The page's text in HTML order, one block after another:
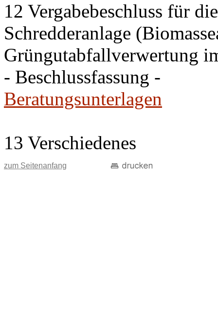
12 Vergabebeschluss für
Schredderanlage
Grüngutabfallverwertung
- Beschlussfassung -
Beratungsunterlagen
13 Verschiedenes
zum Seitenanfang